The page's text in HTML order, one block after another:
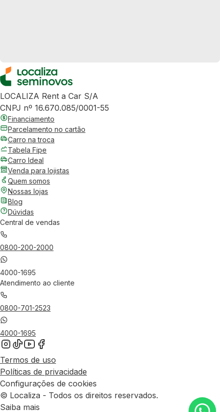
LOCALIZA Rent a Car S/A
CNPJ nº 16.670.085/0001-55
Financiamento
Parcelamento no cartão
Carro na troca
Tabela Fipe
Carro Ideal
Venda para lojistas
Quem somos
Nossas lojas
Blog
Dúvidas
Central de vendas
0800-200-2000
4000-1695
Atendimento ao cliente
0800-701-2523
4000-1695
Termos de uso
Políticas de privacidade
Configurações de cookies
© Localiza - Todos os direitos reservados.
Saiba mais